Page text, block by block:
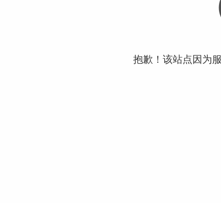
抱歉！该站点因为